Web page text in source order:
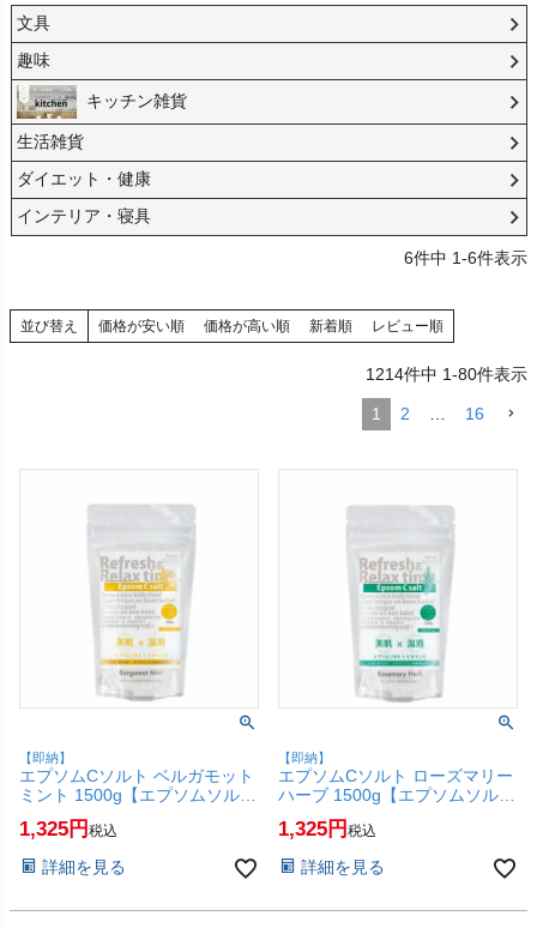
文具
趣味
キッチン雑貨
生活雑貨
ダイエット・健康
インテリア・寝具
6件中 1-6件表示
並び替え 価格が安い順 価格が高い順 新着順 レビュー順
1214件中 1-80件表示
1 2 16
【即納】
エプソムCソルト ベルガモット
ミント 1500g【エプソムソルト
バスソルト 国産 入浴剤 大容量
1.5kg しむら】【SBT】
1,325 税込
詳細を見る
【即納】
エプソムCソルト ローズマリー
ハーブ 1500g【エプソムソルト
バスソルト 国産 入浴剤 大容量
1.5kg しむら】【SBT】
1,325 税込
詳細を見る